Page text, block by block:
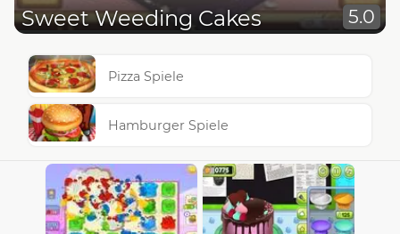
Sweet Weeding Cakes 5.0
Pizza Spiele
Hamburger Spiele